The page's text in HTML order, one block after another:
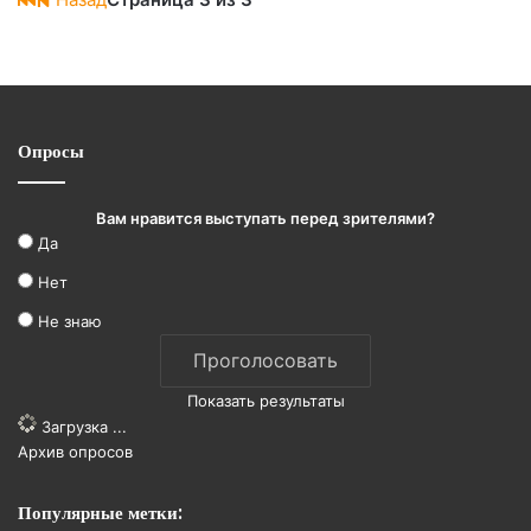
Опросы
Вам нравится выступать перед зрителями?
Да
Нет
Не знаю
Показать результаты
Загрузка ...
Архив опросов
Популярные метки: